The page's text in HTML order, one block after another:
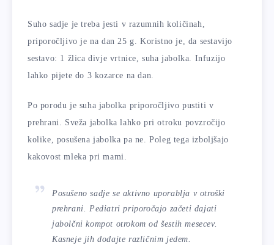
Suho sadje je treba jesti v razumnih količinah,
priporočljivo je na dan 25 g. Koristno je, da sestavijo
sestavo: 1 žlica divje vrtnice, suha jabolka. Infuzijo
lahko pijete do 3 kozarce na dan.
Po porodu je suha jabolka priporočljivo pustiti v
prehrani. Sveža jabolka lahko pri otroku povzročijo
kolike, posušena jabolka pa ne. Poleg tega izboljšajo
kakovost mleka pri mami.
Posušeno sadje se aktivno uporablja v otroški
prehrani. Pediatri priporočajo začeti dajati
jabolčni kompot otrokom od šestih mesecev.
Kasneje jih dodajte različnim jedem.